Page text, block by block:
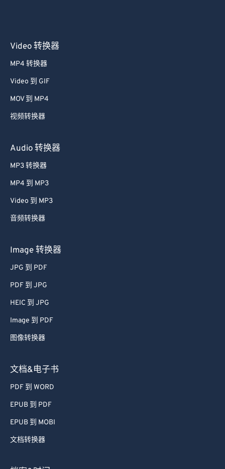
Video 转换器
MP4 转换器
Video 到 GIF
MOV 到 MP4
视频转换器
Audio 转换器
MP3 转换器
MP4 到 MP3
Video 到 MP3
音频转换器
Image 转换器
JPG 到 PDF
PDF 到 JPG
HEIC 到 JPG
Image 到 PDF
图像转换器
文档&电子书
PDF 到 WORD
EPUB 到 PDF
EPUB 到 MOBI
文档转换器